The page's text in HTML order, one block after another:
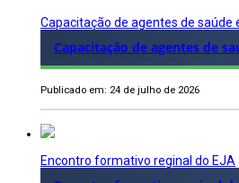
Capacitação de agentes de saúde
Capacitação de agentes de
Publicado em: 24 de julho de 2026
Encontro formativo reginal do EJA